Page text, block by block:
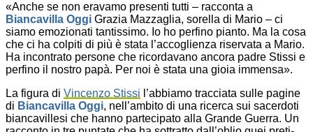
«Anche se non eravamo presenti tutti – racconta a
Biancavilla Oggi Grazia Mazzaglia, sorella di Mario – ci
siamo emozionati tantissimo. Io ho perfino pianto. Ma la cosa
che ci ha colpiti di più è stata l’accoglienza riservata a Mario.
Ha incontrato persone che ricordavano ancora padre Stissi e
perfino il nostro papà. Per noi è stata una gioia immensa».
La figura di Vincenzo Stissi l’abbiamo tracciata sulle pagine
di Biancavilla Oggi, nell’ambito di una ricerca sui sacerdoti
biancavillesi che hanno partecipato alla Grande Guerra. Un